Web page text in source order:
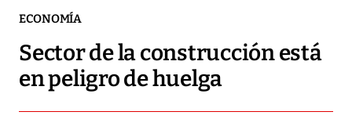
ECONOMÍA
Sector de la construcción está
en peligro de huelga